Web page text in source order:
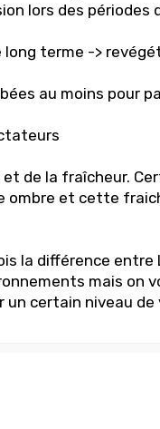
lors des périodes
terme ->
au moins pour
de la fraîcheur.
ombre et cette
la différence entre
mais on
un certain niveau de